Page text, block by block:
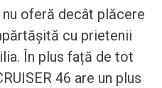
nu oferă decât plăcere
cu prietenii
În plus față de tot
46 are un plus